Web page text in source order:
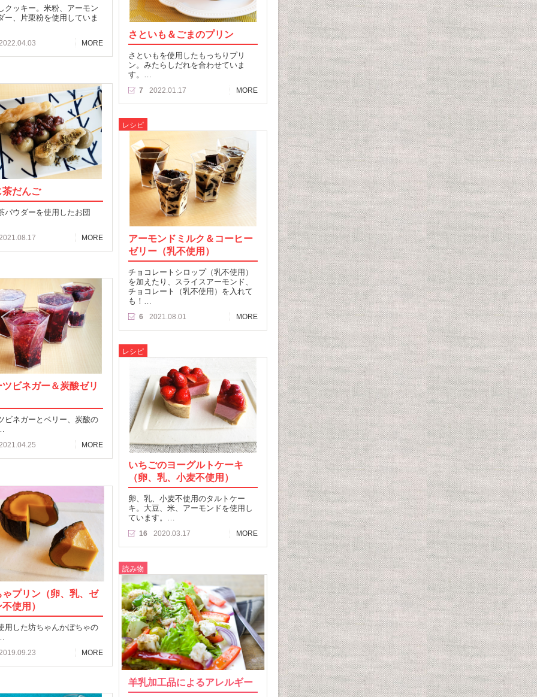
クッキー。米粉、アーモン
ー、片栗粉を使用していま
MORE
さといも＆ごまのプリン
さといもを使用したもっちりプリ
ン。みたらしだれを合わせていま
す。…
7 2022.01.17 MORE
茶だんご
パウダーを使用したお団
MORE
レシピ
アーモンドミルク＆コーヒー
ゼリー（乳不使用）
チョコレートシロップ（乳不使用）
を加えたり、スライスアーモンド、
チョコレート（乳不使用）を入れて
も！…
6 2021.08.01 MORE
ビネガー＆炭酸ゼリ
ビネガーとベリー、炭酸の
MORE
レシピ
いちごのヨーグルトケーキ
（卵、乳、小麦不使用）
卵、乳、小麦不使用のタルトケー
キ。大豆、米、アーモンドを使用し
ています。…
16 2020.03.17 MORE
ゃプリン（卵、乳、ゼ
使用）
用した坊ちゃんかぼちゃの
MORE
読み物
羊乳加工品によるアレルギー